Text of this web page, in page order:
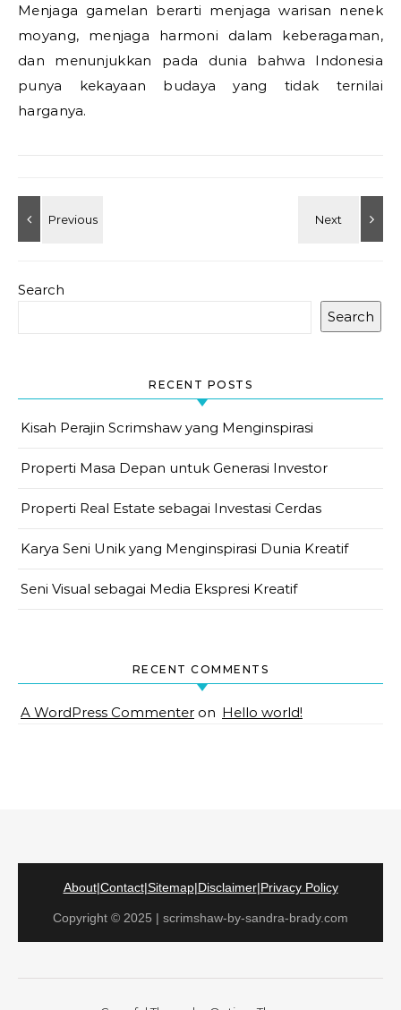
Menjaga gamelan berarti menjaga warisan nenek
moyang, menjaga harmoni dalam keberagaman,
dan menunjukkan pada dunia bahwa Indonesia
punya kekayaan budaya yang tidak ternilai
harganya.
Search
Search
RECENT POSTS
Kisah Perajin Scrimshaw yang Menginspirasi
Properti Masa Depan untuk Generasi Investor
Properti Real Estate sebagai Investasi Cerdas
Karya Seni Unik yang Menginspirasi Dunia Kreatif
Seni Visual sebagai Media Ekspresi Kreatif
RECENT COMMENTS
A WordPress Commenter on Hello world!
About|Contact|Sitemap|Disclaimer|Privacy Policy
Copyright © 2025 | scrimshaw-by-sandra-brady.com